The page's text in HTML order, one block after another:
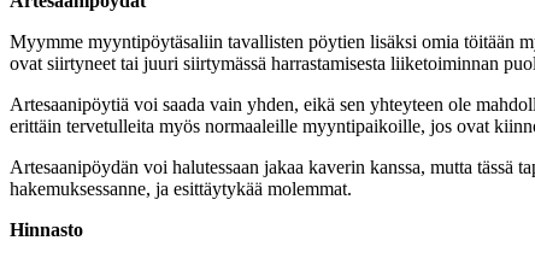
Myymme myyntipöytäsaliin tavallisten pöytien lisäksi omia töitään
ovat siirtyneet tai juuri siirtymässä harrastamisesta liiketoiminnan
Artesaanipöytiä voi saada vain yhden, eikä sen yhteyteen ole
erittäin tervetulleita myös normaaleille myyntipaikoille, jos ovat
Artesaanipöydän voi halutessaan jakaa kaverin kanssa, mutta tässä
hakemuksessanne, ja esittäytykää molemmat.
Hinnasto